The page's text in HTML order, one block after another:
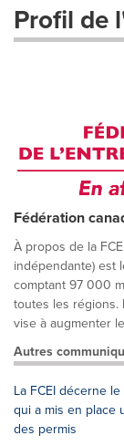
Profil de
Fédération
À propos de la
indépendante) est
comptant 97 000
toutes les régions.
vise à augmenter
Autres
La FCEI décerne
qui a mis en place
des permis